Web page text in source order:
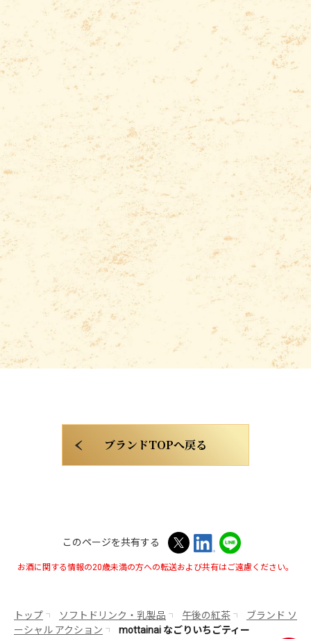
ブランドTOPへ戻る
このページを共有する
お酒に関する情報の20歳未満の方への転送および共有はご遠慮ください。
トップ ソフトドリンク・乳製品 午後の紅茶
ブランド ソ
ーシャル アクション
mottainai なごりいちごティー